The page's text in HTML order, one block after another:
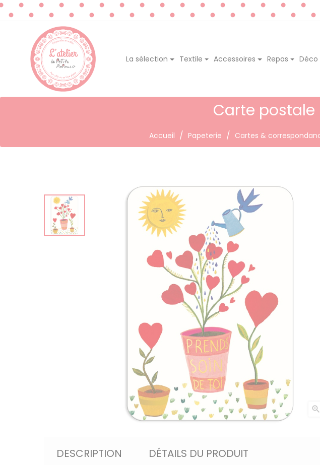
La sélection Textile Accessoires Repas Déco
Carte postale
Accueil Papeterie Cartes &

DESCRIPTION DÉTAILS DU PRODUIT